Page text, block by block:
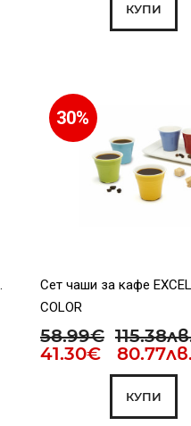
КУПИ
30%
Сет чаши за кафе
COLOR
58.99€
41.30€ 80.77лв.
КУПИ